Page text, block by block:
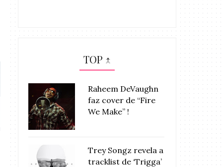
Sorry Drummer anuncia álbum
com par...
MIXTAPE:
TOP ↑
Raheem DeVaughn
faz cover de “Fire
We Make” !
Trey Songz revela a
tracklist de ‘Trigga’